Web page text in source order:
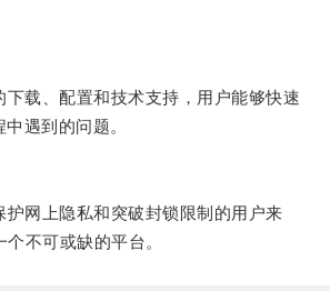
载、配置和技术支持，用户能够快速
遇到的问题。
网上隐私和突破封锁限制的用户来
不可或缺的平台。